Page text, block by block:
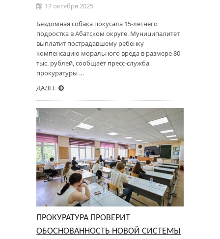
17 октября 2025
Бездомная собака покусала 15-летнего
подростка в Абатском округе. Муниципалитет
выплатит пострадавшему ребенку
компенсацию морального вреда в размере 80
тыс. рублей, сообщает пресс-служба
прокуратуры …
ДАЛЕЕ
ПРОКУРАТУРА ПРОВЕРИТ
ОБОСНОВАННОСТЬ НОВОЙ СИСТЕМЫ